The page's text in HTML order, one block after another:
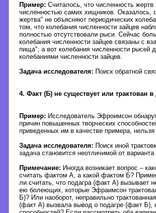
Пример: Считалось, что численность
численностью самих хищников. Оказалось,
жертва" не объясняют периодических
том, что колебания численности зайцев
полностью отсутствовали рыси. Сейчас
колебания численности зайцев связаны с
пища"; а вот колебания численности рысей
колебаниями численности зайцев.
Задача исследователя: Поиск обратной
4. Факт (Б) не существует или трактован
Пример: Исследователь Эфроимсон
причин повышенных творческих
приведенных им в качестве примера, нельзя
Задача исследователя: Поиск иной
задача становится неотличимой от варианта
Примечание: Иногда возникает вопрос –
считать фактом А, а какой фактом Б?
ли считать, что подагра (факт А) вызывает
ею болеющих, которые Эфраимсон
Б)? Или наоборот, неправильно
(факт А) вызвала вывод о подагре (факт Б),